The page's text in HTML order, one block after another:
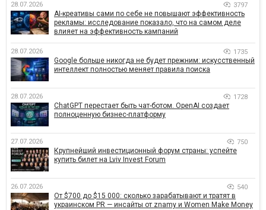
28.07.2026 3797
AI-креативы сами по себе не повышают эффективность
рекламы: исследование показало, что на самом деле
влияет на эффективность кампаний
28.07.2026 1735
Google больше никогда не будет прежним: искусственный
интеллект полностью меняет правила поиска
28.07.2026 1728
ChatGPT перестает быть чат-ботом. OpenAI создает
полноценную бизнес-платформу
27.07.2026 750
Крупнейший инвестиционный форум страны: успейте
купить билет на Lviv Invest Forum
26.07.2026 540
От $700 до $15 000: сколько зарабатывают и тратят в
украинском PR — инсайты от znamy и Women Make Money